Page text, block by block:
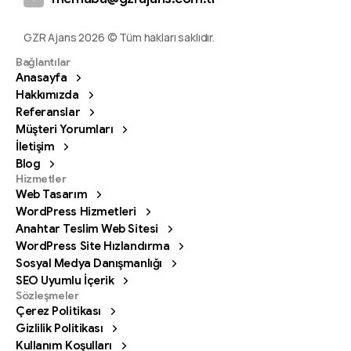
GZR Ajans 2026 © Tüm hakları saklıdır.
Bağlantılar
Anasayfa
Hakkımızda
Referanslar
Müşteri Yorumları
İletişim
Blog
Hizmetler
Web Tasarım
WordPress Hizmetleri
Anahtar Teslim Web Sitesi
WordPress Site Hızlandırma
Sosyal Medya Danışmanlığı
SEO Uyumlu İçerik
Sözleşmeler
Çerez Politikası
Gizlilik Politikası
Kullanım Koşulları